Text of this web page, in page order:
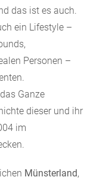
das ist es auch.
ein Lifestyle –
Personen –
Ganze
dieser und ihr
im
Münsterland,